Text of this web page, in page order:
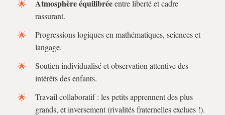
Atmosphère équilibréeentre liberté et cadre
rassurant.
Progressions logiques en mathématiques, sciences et
langage.
Soutien individualisé et observation attentive des
intérêts des enfants.
Travail collaboratif : les petits apprennent des plus
grands, et inversement (rivalités fraternelles exclues !).